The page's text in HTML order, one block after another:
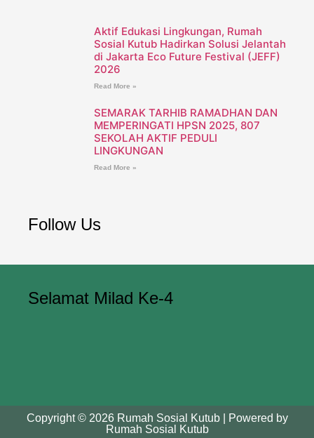
Aktif Edukasi Lingkungan, Rumah
Sosial Kutub Hadirkan Solusi Jelantah
di Jakarta Eco Future Festival (JEFF)
2026
Read More »
SEMARAK TARHIB RAMADHAN DAN
MEMPERINGATI HPSN 2025, 807
SEKOLAH AKTIF PEDULI
LINGKUNGAN
Read More »
Follow Us
Selamat Milad Ke-4
Copyright © 2026 Rumah Sosial Kutub | Powered by
Rumah Sosial Kutub